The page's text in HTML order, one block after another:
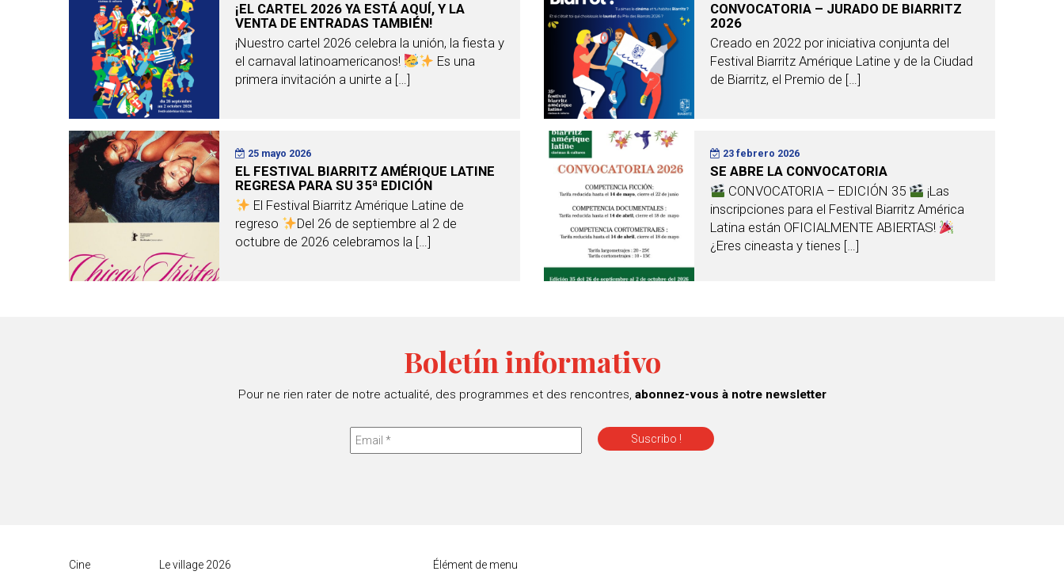
¡EL CARTEL 2026 YA ESTÁ AQUÍ, Y LA
VENTA DE ENTRADAS TAMBIÉN!
¡Nuestro cartel 2026 celebra la unión, la fiesta y
el carnaval latinoamericanos!
Es una
primera invitación a unirte a […]
CONVOCATORIA – JURADO DE BIARRITZ
2026
Creado en 2022 por iniciativa conjunta del
Festival Biarritz Amérique Latine y de la Ciudad
de Biarritz, el Premio de […]
25 mayo 2026
EL FESTIVAL BIARRITZ AMÉRIQUE LATINE
REGRESA PARA SU 35ª EDICIÓN
El Festival Biarritz Amérique Latine de
regreso
Del 26 de septiembre al 2 de
octubre de 2026 celebramos la […]
23 febrero 2026
SE ABRE LA CONVOCATORIA
CONVOCATORIA – EDICIÓN 35
¡Las
inscripciones para el Festival Biarritz América
Latina están OFICIALMENTE ABIERTAS!
¿Eres cineasta y tienes […]
Boletín informativo
Pour ne rien rater de notre actualité, des programmes et des rencontres, abonnez-vous à notre newsletter
Cine
Le village 2026
Élément de menu